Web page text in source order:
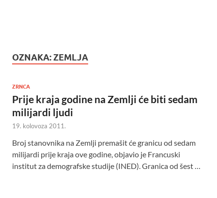
OZNAKA:ZEMLJA
ZRNCA
Prije kraja godine na Zemlji će biti sedam
milijardi ljudi
19. kolovoza 2011.
Broj stanovnika na Zemlji premašit će granicu od sedam
milijardi prije kraja ove godine, objavio je Francuski
institut za demografske studije (INED). Granica od šest …